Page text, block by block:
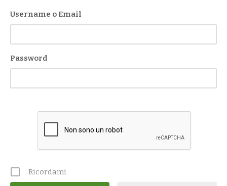
Username o Email
Password
Ricordami